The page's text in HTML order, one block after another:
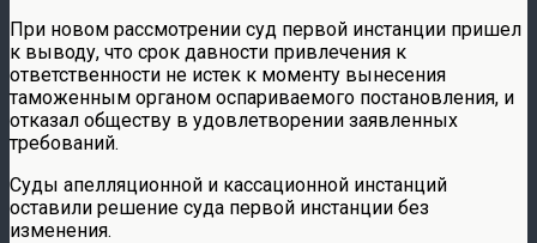
При новом рассмотрении суд первой инстанции пришел
к выводу, что срок давности привлечения к
ответственности не истек к моменту вынесения
таможенным органом оспариваемого постановления, и
отказал обществу в удовлетворении заявленных
требований.
Суды апелляционной и кассационной инстанций
оставили решение суда первой инстанции без
изменения.